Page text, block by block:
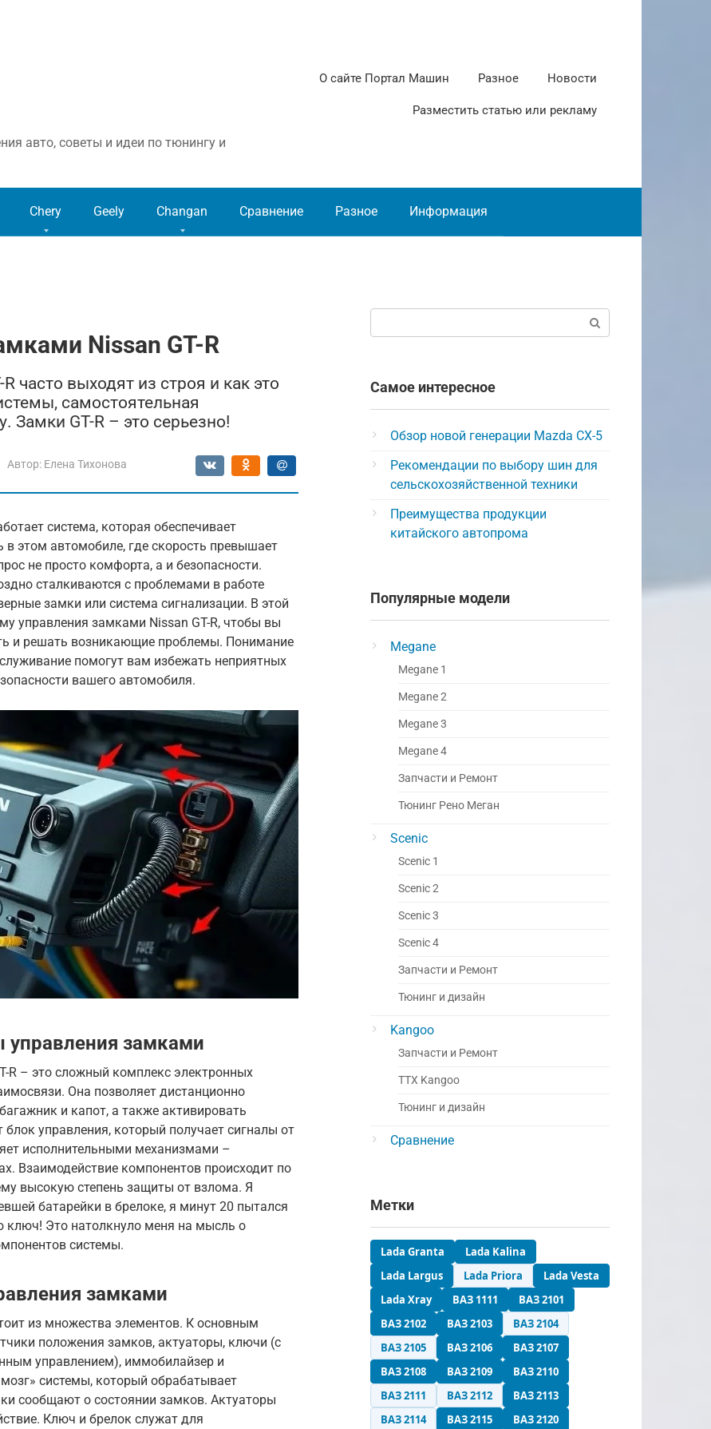
авто, советы и идеи по тюнингу и
О сайте Портал Машин Разное Новости
Разместить статью или рекламу
Chery Geely Changan Сравнение Разное Информация
Nissan GT-R
часто выходят из строя и как это
самостоятельная
Замки GT-R – это серьезно!
Автор: Елена Тихонова
система, которая обеспечивает
в этом автомобиле, где скорость превышает
не просто комфорта, а и безопасности.
сталкиваются с проблемами в работе
замки или система сигнализации. В этой
управления замками Nissan GT-R, чтобы вы
и решать возникающие проблемы. Понимание
помогут вам избежать неприятных
вашего автомобиля.
замками
R – это сложный комплекс электронных
Она позволяет дистанционно
и капот, а также активировать
управления, который получает сигналы от
исполнительными механизмами –
Взаимодействие компонентов происходит по
высокую степень защиты от взлома. Я
батарейки в брелоке, я минут 20 пытался
ключ! Это натолкнуло меня на мысль о
системы.
замками
из множества элементов. К основным
положения замков, актуаторы, ключи (с
управлением), иммобилайзер и
системы, который обрабатывает
сообщают о состоянии замков. Актуаторы
Ключ и брелок служат для
Самое интересное
Обзор новой генерации Mazda CX-5
Рекомендации по выбору шин для
сельскохозяйственной техники
Преимущества продукции
китайского автопрома
Популярные модели
Megane
Megane 1
Megane 2
Megane 3
Megane 4
Запчасти и Ремонт
Тюнинг Рено Меган
Scenic
Scenic 1
Scenic 2
Scenic 3
Scenic 4
Запчасти и Ремонт
Тюнинг и дизайн
Kangoo
Запчасти и Ремонт
ТТХ Kangoo
Тюнинг и дизайн
Сравнение
Метки
Lada Granta
Lada Kalina
Lada Largus
Lada Priora
Lada Vesta
Lada Xray
ВАЗ 1111
ВАЗ 2101
ВАЗ 2102
ВАЗ 2103
ВАЗ 2104
ВАЗ 2105
ВАЗ 2106
ВАЗ 2107
ВАЗ 2108
ВАЗ 2109
ВАЗ 2110
ВАЗ 2111
ВАЗ 2112
ВАЗ 2113
ВАЗ 2114
ВАЗ 2115
ВАЗ 2120